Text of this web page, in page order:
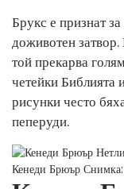
Брукс е признат
доживотен затвор.
той прекарва
четейки Библията
рисунки често
пеперуди.
Кенеди Брюър